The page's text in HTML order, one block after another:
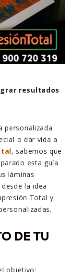
resultados
personalizada
o dar vida a
, sabemos que
esta guía
láminas
la idea
Total y
DE TU
objetivo: